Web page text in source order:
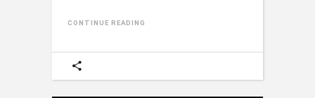
CONTINUE READING